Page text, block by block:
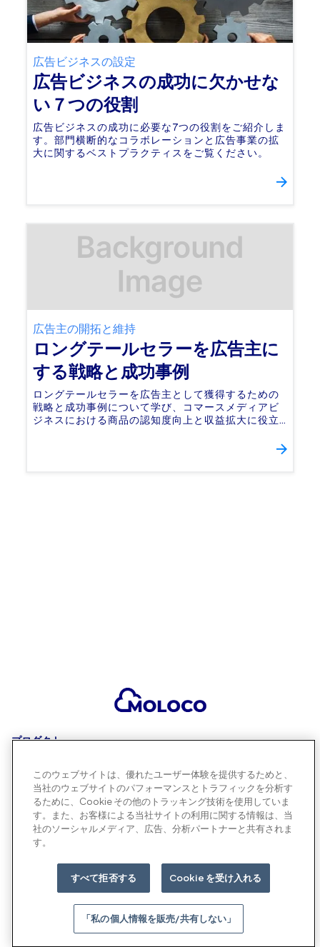
広告ビジネスの設定
広告ビジネスの成功に欠かせな
い７つの役割
広告ビジネスの成功に必要な7つの役割をご紹介しま
す。部門横断的なコラボレーションと広告事業の拡
大に関するベストプラクティスをご覧ください。
広告主の開拓と維持
ロングテールセラーを広告主に
する戦略と成功事例
ロングテールセラーを広告主として獲得するための
戦略と成功事例について学び、コマースメディアビ
ジネスにおける商品の認知度向上と収益拡大に役立
プロダクト
企業情報
「私の個人情報を販売/共有しない」
©2026 Moloco, Inc.
このウェブサイトは、優れたユーザー体験を提供するためと、
当社のウェブサイトのパフォーマンスとトラフィックを分析す
るために、Cookie その他のトラッキング技術を使用していま
す。また、お客様による当社サイトの利用に関する情報は、当
社のソーシャルメディア、広告、分析パートナーと共有されま
す。
すべて拒否する Cookie を受け入れる
「私の個人情報を販売/共有しない」